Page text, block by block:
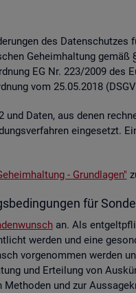
des Da­ten­schut­zes
Ge­heim­hal­tung gemäß
EG Nr. 223/2009
vom 25.05.2018
und Daten, aus denen
ein­ge­setzt.
- Grund­la­gen"
für
an. Als
wer­den und eine
vor­ge­nom­men
und Er­tei­lung von
und zur